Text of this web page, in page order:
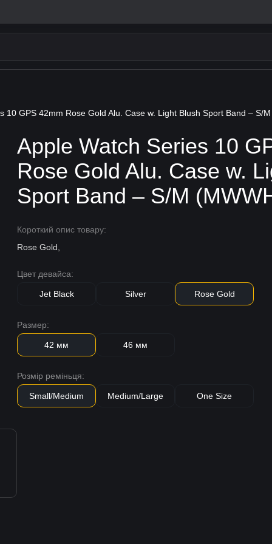
10 GPS 42mm Rose Gold Alu. Case w. Light Blush Sport Band – S/
Apple Watch Series 10
Rose Gold Alu. Case w.
Sport Band – S/M
Короткий опис товару:
Rose Gold,
Цвет девайса:
Jet Black Silver Rose Gold
Размер:
42 мм 46 мм
Розмір реміньця:
Small/Medium Medium/Large One Size